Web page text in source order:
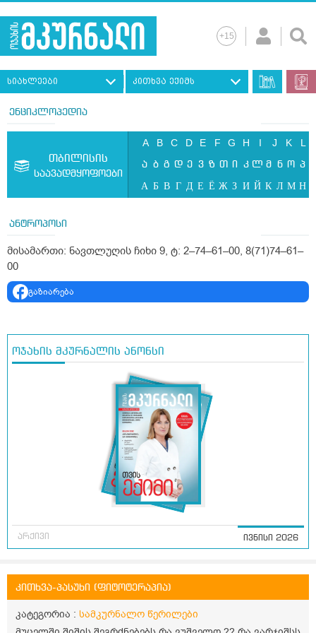
სიახლეები კითხვა ექიმს
ენციკლოპედია
თბილისის
საავადმყოფოები
A B C D E F G H I J K L
ა ბ გ დ ე ვ ზ თ ი კ ლ მ ნ ო პ
А Б В Г Д Е Ё Ж З И Й К Л М Н
ანტროპოსი
მისამართი: ნავთლუღის ჩიხი 9, ტ: 2–74–61–00, 8(71)74–61–
00
გაზიარება
ოჯახის მკურნალის ანონსი
არქივი ივნისი 2026
კითხვა-პასუხი (ფიტოტერაპია)
კატეგორია : სამკურნალო წერილები